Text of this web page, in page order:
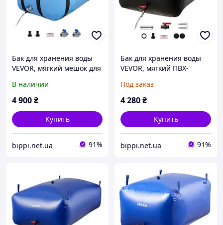
Бак для хранения воды
VEVOR, мягкий мешок для
л, контейнер для
хранения воды,
В наличии
4 900₴
Купить
bippi.net.ua 91%
Бак для хранения воды
VEVOR, мягкий ПВХ-
540 л, контейнер для
хранения воды,
износостойкий
Под заказ
4 280₴
Купить
bippi.net.ua 91%